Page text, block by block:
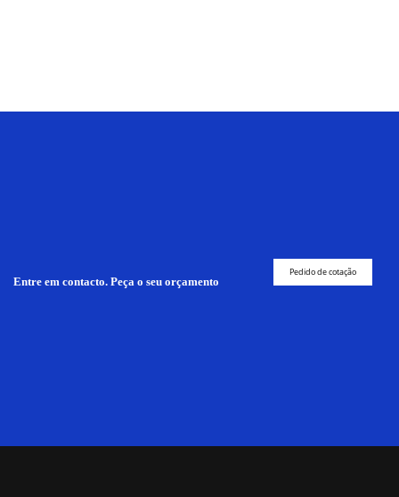
Entre em contacto. Peça o seu orçamento
Pedido de cotação